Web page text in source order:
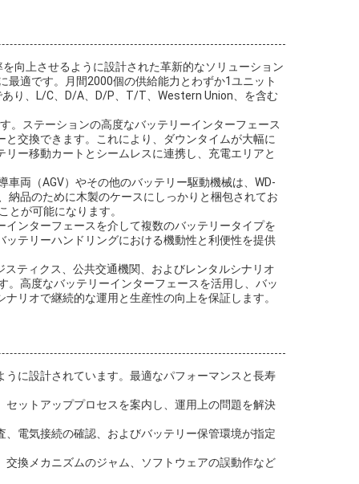
向上させるように設計された革新的なソリューション
最適です。月間2000個の供給能力とわずか1ユニット
り、L/C、D/A、D/P、T/T、Western Union、を含む
。ステーションの高度なバッテリーインターフェース
交換できます。これにより、ダウンタイムが大幅に
ー移動カートとシームレスに連携し、充電エリアと
両（AGV）やその他のバッテリー駆動機械は、WD-
納品のために木製のケースにしっかりと梱包されてお
が可能になります。
ンターフェースを介して複数のバッテリータイプを
テリーハンドリングにおける機動性と利便性を提供
ティクス、公共交通機関、およびレンタルシナリオ
。高度なバッテリーインターフェースを活用し、バッ
リオで継続的な運用と生産性の向上を保証します。
に設計されています。最適なパフォーマンスと長寿
ットアッププロセスを案内し、運用上の問題を解決
電気接続の確認、およびバッテリー保管環境が指定
換メカニズムのジャム、ソフトウェアの誤動作など